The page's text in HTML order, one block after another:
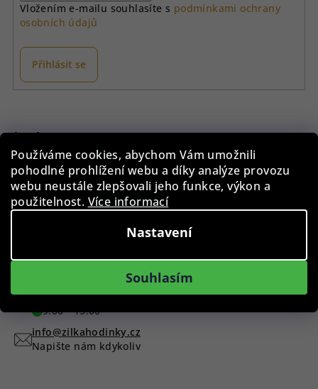
Používáme cookies, abychom Vám umožnili
pohodlné prohlížení webu a díky analýze provozu
webu neustále zlepšovali jeho funkce, výkon a
použitelnost. Více informací
Nastavení
Souhlasím
Vložením e-mailu souhlasíte s podmínkami ochrany
osobních údajů
Přihlásit se
p
a
Instagram
Sledovat na Instagramu
+420 775 955 998
9:00 - 15:00
info@zilkahodinky.cz
Napište nám kdykoliv